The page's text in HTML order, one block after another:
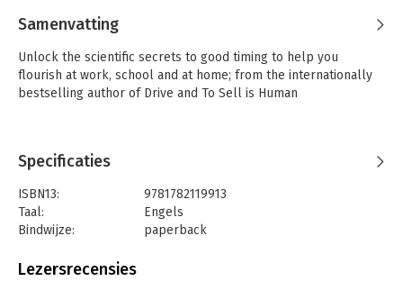
Samenvatting
Unlock the scientific secrets to good timing to help you
flourish at work, school and at home; from the internationally
bestselling author of Drive and To Sell is Human
Specificaties
ISBN13:
9781782119913
Taal:
Engels
Bindwijze:
paperback
Uitgever:
Lezersrecensies